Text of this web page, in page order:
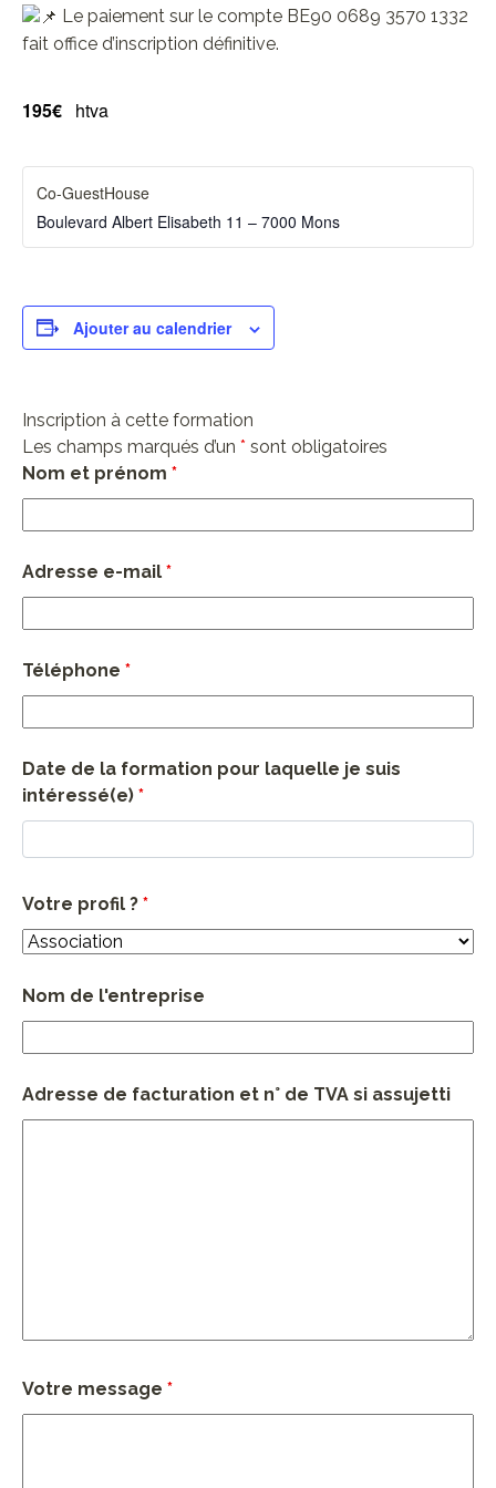
Le paiement sur le compte BE90 0689 3570 1332
fait office d’inscription définitive.
195€ htva
Co-GuestHouse
Boulevard Albert Elisabeth 11 – 7000 Mons
Ajouter au calendrier
Inscription à cette formation
Les champs marqués d’un * sont obligatoires
Nom et prénom *
Adresse e-mail *
Téléphone *
Date de la formation pour laquelle je suis
intéressé(e) *
Votre profil ? *
Nom de l'entreprise
Adresse de facturation et n° de TVA si assujetti
Votre message *